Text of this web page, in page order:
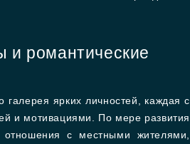
и романтические
галерея ярких личностей, каждая с
и мотивациями. По мере развития
с местными жителями,